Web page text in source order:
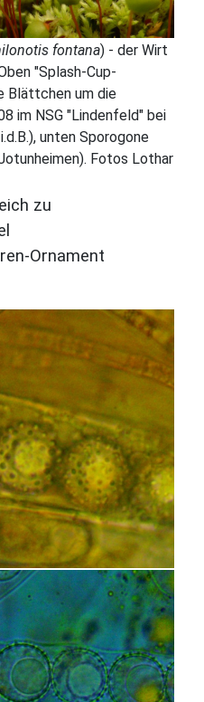
fontana) - der Wirt
"Splash-Cup-
Blättchen um die
im NSG "Lindenfeld" bei
unten Sporogone
Fotos Lothar
zu
Ornament